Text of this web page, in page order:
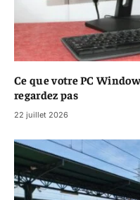
Ce que votre PC
regardez pas
22 juillet 2026